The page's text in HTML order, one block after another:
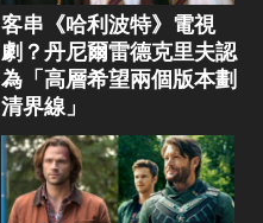
客串《哈利波特》電視
劇？丹尼爾雷德克里夫認
為「高層希望兩個版本劃
清界線」